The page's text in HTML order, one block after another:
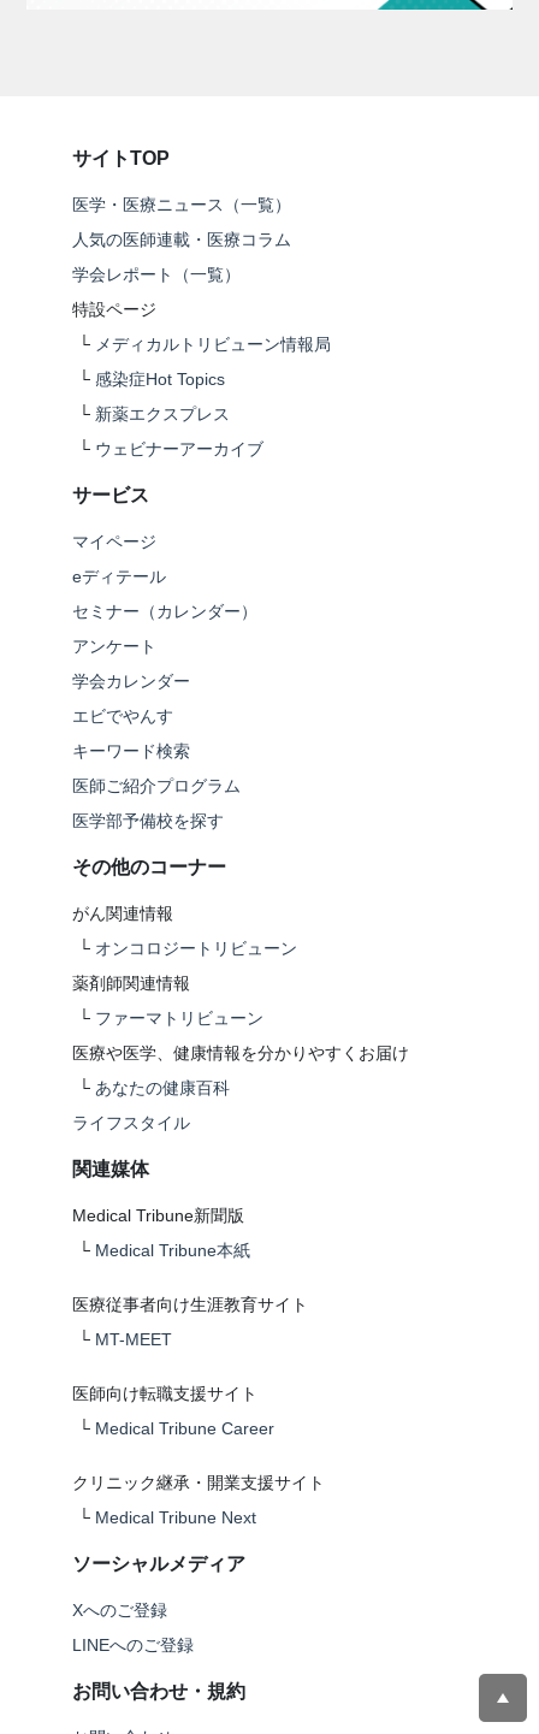
サイトTOP
医学・医療ニュース（一覧）
人気の医師連載・医療コラム
学会レポート（一覧）
特設ページ
└ メディカルトリビューン情報局
└ 感染症Hot Topics
└ 新薬エクスプレス
└ ウェビナーアーカイブ
サービス
マイページ
eディテール
セミナー（カレンダー）
アンケート
学会カレンダー
エビでやんす
キーワード検索
医師ご紹介プログラム
医学部予備校を探す
その他のコーナー
がん関連情報
└ オンコロジートリビューン
薬剤師関連情報
└ ファーマトリビューン
医療や医学、健康情報を分かりやすくお届け
└ あなたの健康百科
ライフスタイル
関連媒体
Medical Tribune新聞版
└ Medical Tribune本紙
医療従事者向け生涯教育サイト
└ MT-MEET
医師向け転職支援サイト
└ Medical Tribune Career
クリニック継承・開業支援サイト
└ Medical Tribune Next
ソーシャルメディア
Xへのご登録
LINEへのご登録
お問い合わせ・規約